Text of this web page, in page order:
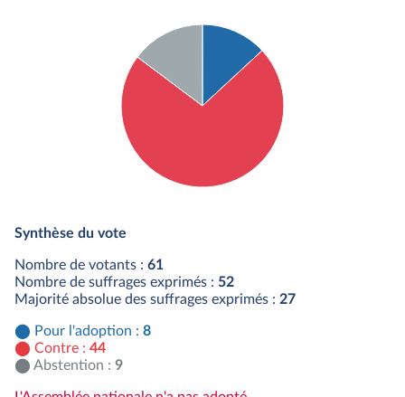
Synthèse du vote
Nombre de votants : 61
Nombre de suffrages exprimés : 52
Majorité absolue des suffrages exprimés : 27
Pour l'adoption : 8
Contre : 44
Abstention : 9